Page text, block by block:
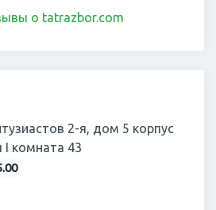
о tatrazbor.com
2-я, дом 5 корпус
I комната 43